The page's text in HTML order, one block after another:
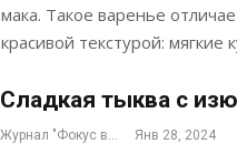
мака. Такое варенье
красивой текстурой: мягкие
Сладкая тыква с
Журнал "Фокус внимания" Янв 28, 2024